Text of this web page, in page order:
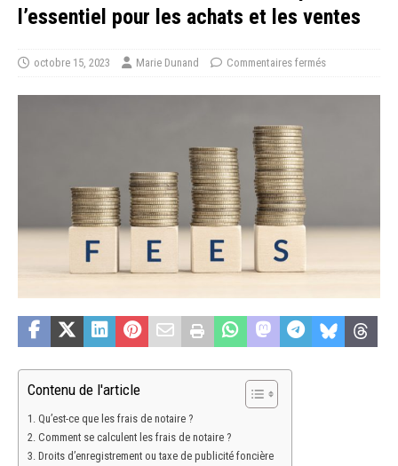
l’essentiel pour les achats et les ventes
octobre 15, 2023 Marie Dunand Commentaires fermés
Contenu de l'article
Qu’est-ce que les frais de notaire ?
Comment se calculent les frais de notaire ?
Droits d’enregistrement ou taxe de publicité foncière